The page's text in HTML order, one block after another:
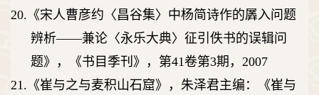
20. 《宋人曹彦约〈昌谷集〉中杨简诗作的羼入问题
辨析――兼论〈永乐大典〉征引佚书的误辑问
题》，《书目季刊》，第41卷第3期， 2007
21. 《崔与之与麦积山石窟》，朱泽君主编：《崔与